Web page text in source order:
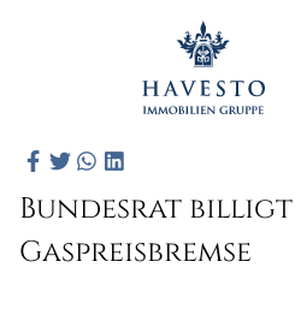
Bundesrat billigt
Gaspreisbremse